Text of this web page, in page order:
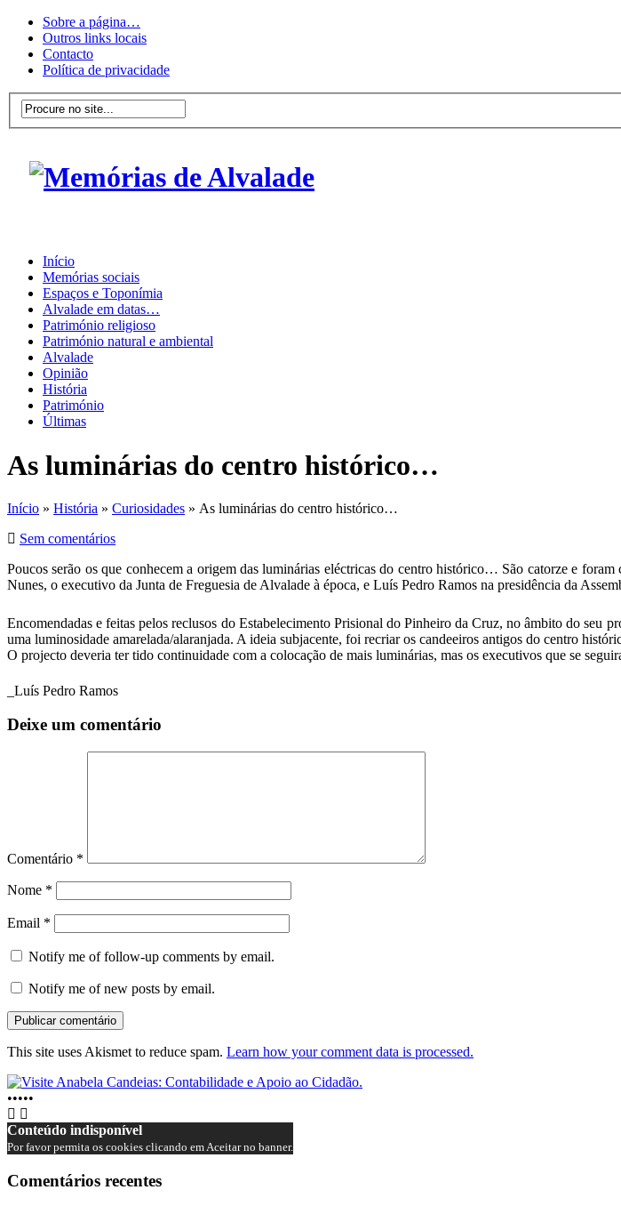
Sobre a página…
Outros links locais
Contacto
Política de privacidade
Início
Memórias sociais
Espaços e Toponímia
Alvalade em datas…
Património religioso
Património natural e ambiental
Alvalade
Opinião
História
Património
Últimas
As luminárias do centro histórico…
Início » História » Curiosidades » As luminárias do centro histórico…
Sem comentários
Poucos serão os que conhecem a origem das luminárias eléctricas do centro histórico… São catorze e
Nunes, o executivo da Junta de Freguesia de Alvalade à época, e Luís Pedro Ramos na presidência da
Encomendadas e feitas pelos reclusos do Estabelecimento Prisional do Pinheiro da Cruz, no âmbito do seu
uma luminosidade amarelada/alaranjada. A ideia subjacente, foi recriar os candeeiros antigos do centro
O projecto deveria ter tido continuidade com a colocação de mais luminárias, mas os executivos que se
_Luís Pedro Ramos
Deixe um comentário
Comentário *
Nome *
Email *
Notify me of follow-up comments by email.
Notify me of new posts by email.
This site uses Akismet to reduce spam. Learn how your comment data is processed.
•••••
Conteúdo indisponível
Por favor permita os cookies clicando em Aceitar no banner.
Comentários recentes